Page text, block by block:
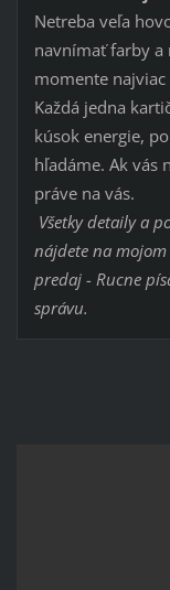
​Netreba veľa
navnímať farby a
momente
​Každá jedna
kúsok energie,
hľadáme. Ak vás
práve na vás.
Všetky detaily a
nájdete na
predaj - Rucne
správu.